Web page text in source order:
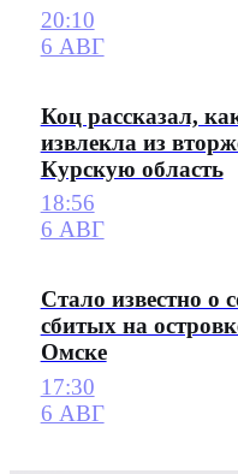
20:10
6 АВГ
Коц рассказал,
извлекла из
Курскую область
18:56
6 АВГ
Стало известно о
сбитых на
Омске
17:30
6 АВГ